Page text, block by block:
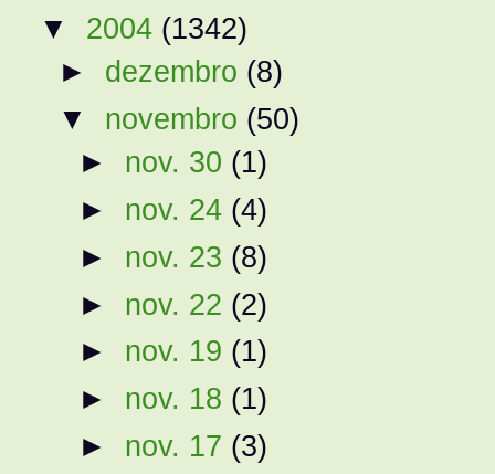
▼ 2004 (1342)
► dezembro (8)
▼ novembro (50)
► nov. 30 (1)
► nov. 24 (4)
► nov. 23 (8)
► nov. 22 (2)
► nov. 19 (1)
► nov. 18 (1)
► nov. 17 (3)